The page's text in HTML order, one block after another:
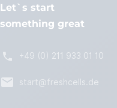
Let`s start
something great
+49 (0) 211 933 01 10
start@freshcells.de